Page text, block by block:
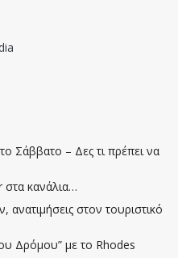
Σάββατο – Δες τι πρέπει να
κανάλια…
στον τουριστικό
Δρόμου” με το Rhodes